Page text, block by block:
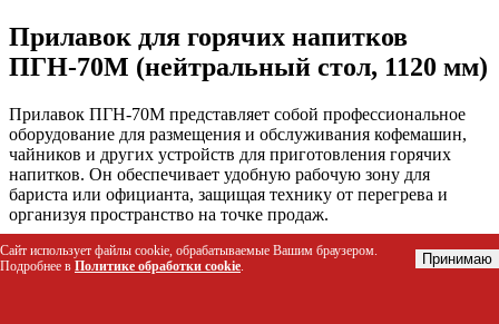
Прилавок для горячих напитков
ПГН-70М (нейтральный стол, 1120 мм)
Прилавок ПГН-70М представляет собой профессиональное
оборудование для размещения и обслуживания кофемашин,
чайников и других устройств для приготовления горячих
напитков. Он обеспечивает удобную рабочую зону для
бариста или официанта, защищая технику от перегрева и
организуя пространство на точке продаж.
Кому подойдет этот товар
Сайт использует файлы cookie, обрабатываемые Вашим браузером.
Подробнее в Политике обработки cookie. Принимаю